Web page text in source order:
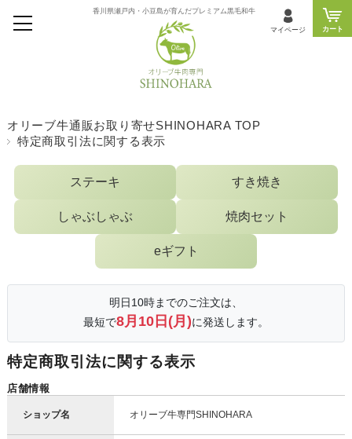
香川県瀬戸内・小豆島が育んだプレミアム黒毛和牛
マイページ カート
オリーブ牛通販お取り寄せSHINOHARA TOP
特定商取引法に関する表示
ステーキ すき焼き
しゃぶしゃぶ 焼肉セット
eギフト
明日10時までのご注文は、
最短で8月10日(月)に発送します。
特定商取引法に関する表示
店舗情報
ショップ名 オリーブ牛専門SHINOHARA